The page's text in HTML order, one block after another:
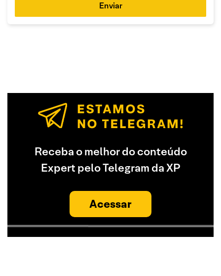
Enviar
Receba o melhor do conteúdo
Expert pelo Telegram da XP
Acessar